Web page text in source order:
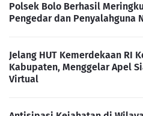
Polsek Bolo Berhasil
Pengedar dan Penyalahguna
Jelang HUT Kemerdekaan RI
Kabupaten, Menggelar Apel
Virtual